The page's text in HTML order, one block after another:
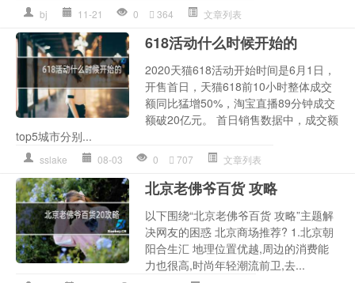
bj 11-21 0 364 文章列表
618活动什么时候开始的
2020天猫618活动开始时间是6月1日，
开售首日，天猫618前10小时整体成交
额同比猛增50%，淘宝直播89分钟成交
额破20亿元。 首日销售数据中，成交额
top5城市分别...
sslake 08-03 0 707 文章列表
北京老佛爷百货 攻略
以下围绕“北京老佛爷百货 攻略”主题解
决网友的困惑 北京商场推荐? 1.北京朝
阳合生汇 地理位置优越,周边的消费能
力也很高,时尚年轻潮流前卫,去...